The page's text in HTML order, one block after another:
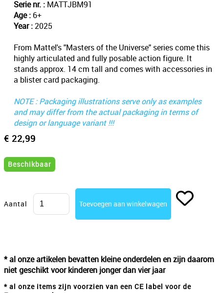
Serie nr. : MATTJBM91
Age : 6+
Year :2025
From Mattel's "Masters of the Universe" series come this
highly articulated and fully posable action figure. It
stands approx. 14 cm tall and comes with accessories in
a blister card packaging.
NOTE : Packaging illustrations serve only as examples
and may differ from the actual packaging in terms of
design or language variant !!!
€ 22,99
Beschikbaar
Aantal
* al onze artikelen bevatten kleine onderdelen en zijn daarom
niet geschikt voor kinderen jonger dan vier jaar
* al onze items zijn voorzien van een CE label voor de